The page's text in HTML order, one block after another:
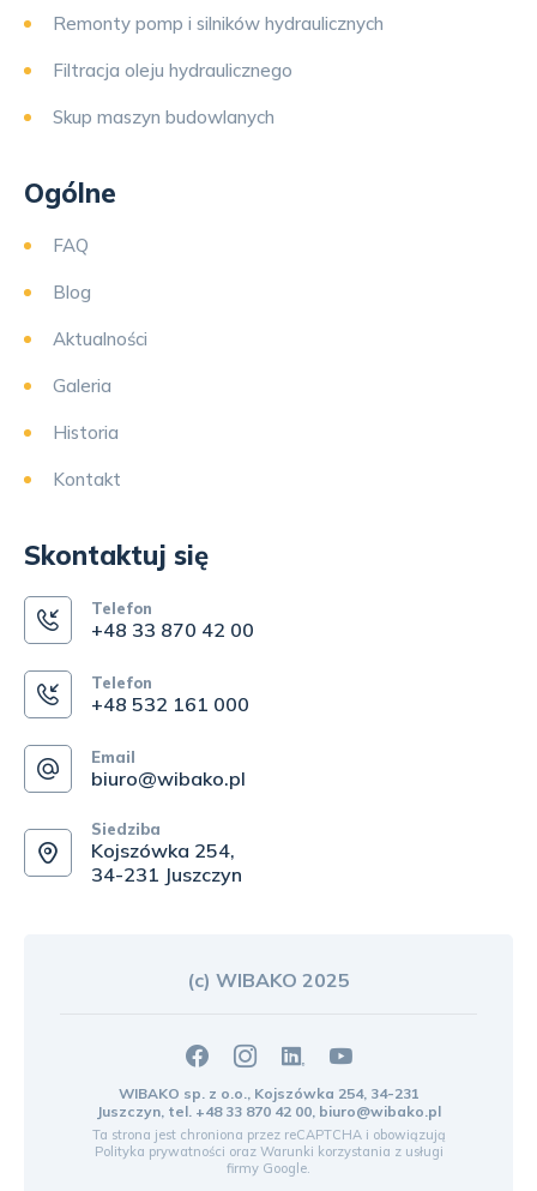
Remonty pomp i silników hydraulicznych
Filtracja oleju hydraulicznego
Skup maszyn budowlanych
Ogólne
FAQ
Blog
Aktualności
Galeria
Historia
Kontakt
Skontaktuj się
Telefon
+48 33 870 42 00
Telefon
+48 532 161 000
Email
biuro@wibako.pl
Siedziba
Kojszówka 254,
34-231 Juszczyn
(c) WIBAKO 2025
WIBAKO sp. z o.o., Kojszówka 254, 34-231
Juszczyn, tel. +48 33 870 42 00, biuro@wibako.pl
Ta strona jest chroniona przez reCAPTCHA i obowiązują
Polityka prywatności oraz Warunki korzystania z usługi
firmy Google.